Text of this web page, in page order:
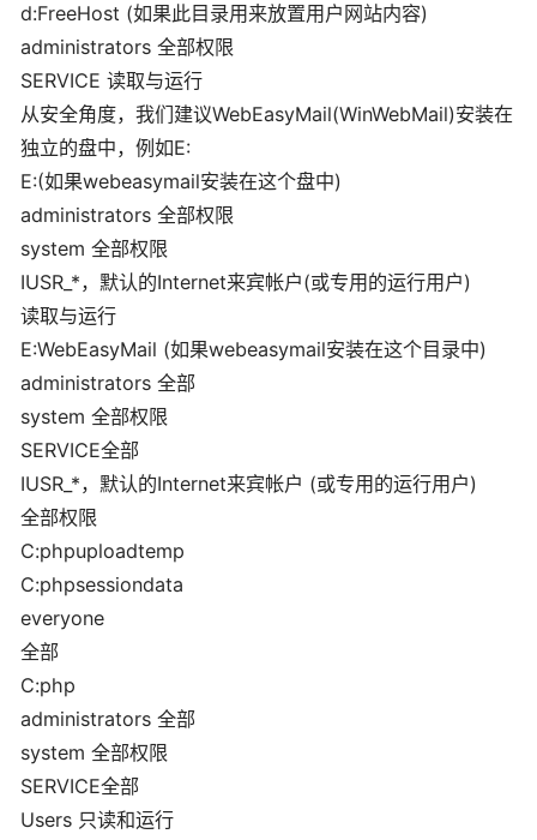
d:FreeHost (如果此目录用来放置用户网站内容)
administrators 全部权限
SERVICE 读取与运行
从安全角度，我们建议WebEasyMail(WinWebMail)安装在
独立的盘中，例如E:
E:(如果webeasymail安装在这个盘中)
administrators 全部权限
system 全部权限
IUSR_*，默认的Internet来宾帐户(或专用的运行用户)
读取与运行
E:WebEasyMail (如果webeasymail安装在这个目录中)
administrators 全部
system 全部权限
SERVICE全部
IUSR_*，默认的Internet来宾帐户 (或专用的运行用户)
全部权限
C:phpuploadtemp
C:phpsessiondata
everyone
全部
C:php
administrators 全部
system 全部权限
SERVICE全部
Users 只读和运行